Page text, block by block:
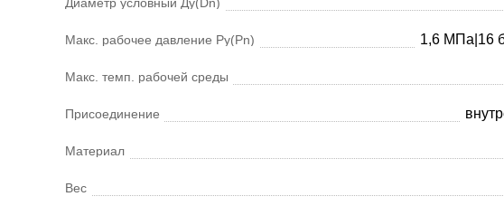
Макс. рабочее давление Ру(Pn) 1,6 МПа|16
Макс. темп. рабочей среды
Присоединение
Материал
Вес